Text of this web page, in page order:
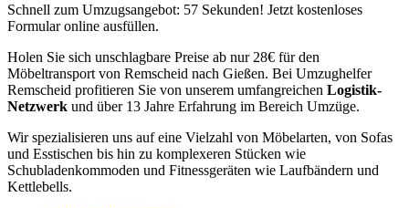
Schnell zum Umzugsangebot: 57 Sekunden! Jetzt kostenloses
Formular online ausfüllen.
Holen Sie sich unschlagbare Preise ab nur 28€ für den
Möbeltransport von Remscheid nach Gießen. Bei Umzughelfer
Remscheid profitieren Sie von unserem umfangreichen Logistik-
Netzwerk und über 13 Jahre Erfahrung im Bereich Umzüge.
Wir spezialisieren uns auf eine Vielzahl von Möbelarten, von Sofas
und Esstischen bis hin zu komplexeren Stücken wie
Schubladenkommoden und Fitnessgeräten wie Laufbändern und
Kettlebells.